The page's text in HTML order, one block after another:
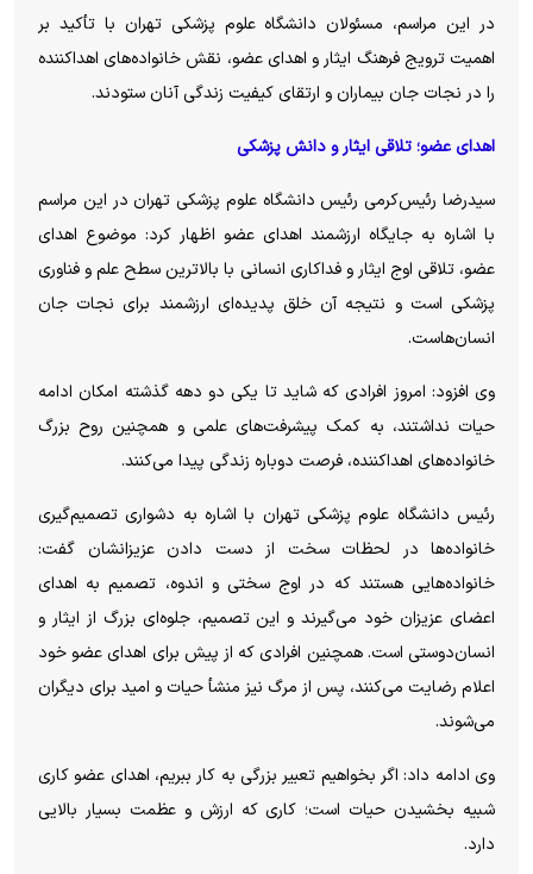
در این مراسم، مسئولان دانشگاه علوم پزشکی تهران با تأکید بر
اهمیت ترویج فرهنگ ایثار و اهدای عضو، نقش خانواده‌های اهداکننده
را در نجات جان بیماران و ارتقای کیفیت زندگی آنان ستودند.
اهدای عضو؛ تلاقی ایثار و دانش پزشکی
سیدرضا رئیس‌کرمی رئیس دانشگاه علوم پزشکی تهران در این مراسم
با اشاره به جایگاه ارزشمند اهدای عضو اظهار کرد: موضوع اهدای
عضو، تلاقی اوج ایثار و فداکاری انسانی با بالاترین سطح علم و فناوری
پزشکی است و نتیجه آن خلق پدیده‌ای ارزشمند برای نجات جان
انسان‌هاست.
وی افزود: امروز افرادی که شاید تا یکی دو دهه گذشته امکان ادامه
حیات نداشتند، به کمک پیشرفت‌های علمی و همچنین روح بزرگ
خانواده‌های اهداکننده، فرصت دوباره زندگی پیدا می‌کنند.
رئیس دانشگاه علوم پزشکی تهران با اشاره به دشواری تصمیم‌گیری
خانواده‌ها در لحظات سخت از دست دادن عزیزانشان گفت:
خانواده‌هایی هستند که در اوج سختی و اندوه، تصمیم به اهدای
اعضای عزیزان خود می‌گیرند و این تصمیم، جلوه‌ای بزرگ از ایثار و
انسان‌دوستی است. همچنین افرادی که از پیش برای اهدای عضو خود
اعلام رضایت می‌کنند، پس از مرگ نیز منشأ حیات و امید برای دیگران
می‌شوند.
وی ادامه داد: اگر بخواهیم تعبیر بزرگی به کار ببریم، اهدای عضو کاری
شبیه بخشیدن حیات است؛ کاری که ارزش و عظمت بسیار بالایی
دارد.